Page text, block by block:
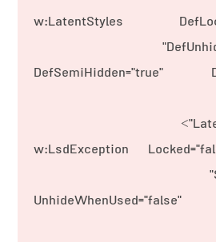
<w:LatentStyles
DefSemiHidden="true"
<w:LsdException